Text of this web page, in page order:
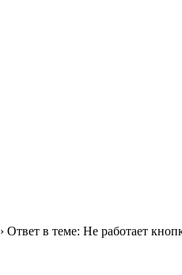
› Ответ в теме: Не работает